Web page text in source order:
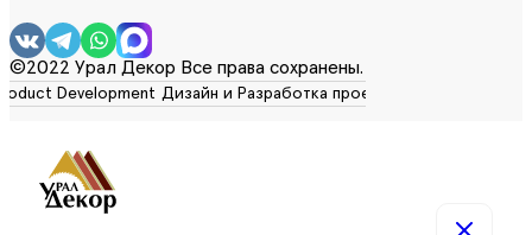
©2022 Урал Декор Все права сохранены.